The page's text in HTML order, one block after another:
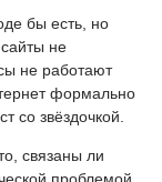
бы есть, но
не
не работают
формально
со звёздочкой.
связаны ли
проблемой